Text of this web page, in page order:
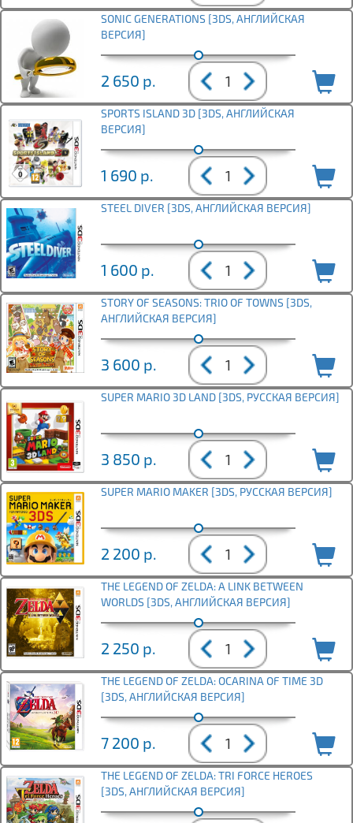
SONIC GENERATIONS [3DS, АНГЛИЙСКАЯ
ВЕРСИЯ]
2 650 р.
SPORTS ISLAND 3D [3DS, АНГЛИЙСКАЯ
ВЕРСИЯ]
1 690 р.
STEEL DIVER [3DS, АНГЛИЙСКАЯ ВЕРСИЯ]
1 600 р.
STORY OF SEASONS: TRIO OF TOWNS [3DS,
АНГЛИЙСКАЯ ВЕРСИЯ]
3 600 р.
SUPER MARIO 3D LAND [3DS, РУССКАЯ ВЕРСИЯ]
3 850 р.
SUPER MARIO MAKER [3DS, РУССКАЯ ВЕРСИЯ]
2 200 р.
THE LEGEND OF ZELDA: A LINK BETWEEN
WORLDS [3DS, АНГЛИЙСКАЯ ВЕРСИЯ]
2 250 р.
THE LEGEND OF ZELDA: OCARINA OF TIME 3D
[3DS, АНГЛИЙСКАЯ ВЕРСИЯ]
7 200 р.
THE LEGEND OF ZELDA: TRI FORCE HEROES
[3DS, АНГЛИЙСКАЯ ВЕРСИЯ]